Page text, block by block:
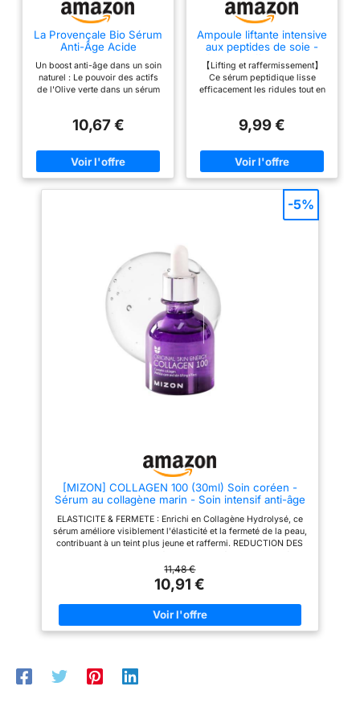
La Provençale Bio Sérum
Anti-Âge Acide
30ml
Un boost anti-âge dans un soin
naturel : Le pouvoir des actifs
de l'Olive verte dans un sérum
fermeté, éclat Enrichi en
Hyaluronique, il redonne à la
peau son apparence de
jeunesse Conseil d'utilisation :
prouvée, Texture légère, parfum
floral, 99% d’ingrédients
d'origine naturelle Contenu : 1x
Sérum Booster d'Hydratation
Anti-âge, La Provençale, 30 ml
10,67 €
Ampoule liftante intensive
aux peptides de soie -
Lifting et raffermissement
visibles de la peau grâce
à un soutien profond du
collagène, sérum anti-
et ridules
【Lifting et raffermissement】
Ce sérum peptidique lisse
efficacement les ridules tout en
système de micro-infusion
la densité et sculpte un contour
du visage plus défini et plus
jeune. La peau devient
plus raffinée, révélant
naturellement un effet liftant.
【Formule légère】Le sérum au
le renouvellement cutané jour et
nuit, affinant les rugosités pour
un teint lumineux, sain et
et raffiné. 【Équilibre et
résilience】Le sérum réparateur
quotidien préserve le confort et
la stabilité de la peau. Ce sérum
au collagène doux renforce la
barrière naturelle de la peau. Ce
sérum éclaircissant favorise un
hydratation en profondeur grâce
rapide. Le sérum aux peptides
aide à reconstituer les réserves
peau, pour un teint repulpé et
souple tout au long de la
journée. Convient pour les soins
peaux ternes et fatiguées】Ce
les peaux fatiguées et
efficacement le teint terne et les
9,99 €
[MIZON] COLLAGEN 100 (30ml) Soin coréen -
Sérum au collagène marin - Soin intensif anti-âge
Elasticité - Ingrédients naturels
ELASTICITE & FERMETE : Enrichi en Collagène Hydrolysé, ce
sérum améliore visiblement l'élasticité et la fermeté de la peau,
contribuant à un teint plus jeune et raffermi. REDUCTION DES
visiblement les ridules et rides, tout en boostant l'hydratation
de la couche superficielle de la peau pour un aspect lisse et
repulpé. ANTI-AGE : Aide à ralentir le processus de
vieillissement en boostant l'hydratation et en améliorant la
texture de la peau, offrant un effet jeunesse prolongé.
PROTEGE : Les Peptides et le Panthénol renforcent la fonction
formaldéhyde, colorants artificiels ni parfums artificiels, cette
ampoule est idéale pour les peaux sensibles, offrant un soin
11,48 €
10,91 €
-5%